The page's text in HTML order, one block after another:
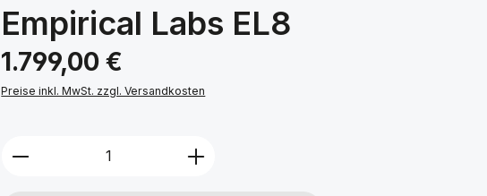
Empirical Labs EL8
Regulärer Preis:
1.799,00 €
Preise inkl. MwSt. zzgl. Versandkosten
Produkt Anzahl: Gib den gewünschten Wert